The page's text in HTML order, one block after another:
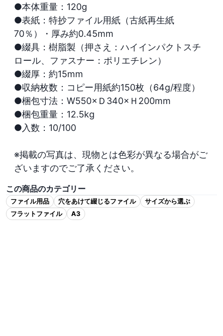
●本体重量：120g
●表紙：特抄ファイル用紙（古紙再生紙
70％）・厚み約0.45mm
●綴具：樹脂製（押さえ：ハイインパクトスチ
ロール、ファスナー：ポリエチレン）
●綴厚：約15mm
●収納枚数：コピー用紙約150枚（64g/程度）
●梱包寸法：W550×Ｄ340×Ｈ200mm
●梱包重量：12.5kg
●入数：10/100
※掲載の写真は、現物とは色彩が異なる場合がご
ざいますのでご了承ください。
この商品のカテゴリー
ファイル用品 穴をあけて綴じるファイル
サイズから選ぶ
フラットファイル
A3